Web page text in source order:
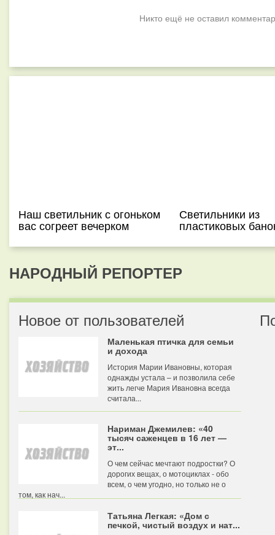
Никто ещё не оставил
Наш светильник с огоньком
вас согреет вечерком
Светильники из
пластиковых
НАРОДНЫЙ РЕПОРТЕР
Новое от пользователей
Маленькая птичка для семьи
и дохода
История Марии Ивановны, которая
однажды устала – и позволила себе
жить легче Мария Ивановна всегда
считала...
Нариман Джемилев: «40
тысяч саженцев в 16 лет —
эт...
О чем сейчас мечтают подростки? О
дорогих вещах, о мотоциклах - обо
всем, о чем угодно, но только не о
том, как нач...
Татьяна Легкая: «Дом с
печкой, чистый воздух и нат...